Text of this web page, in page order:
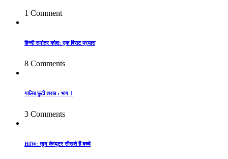
1 Comment
हिन्दी समांतर कोश: एक विराट प्रयास
8 Comments
गालिब छुटी शराब : भाग 1
3 Comments
HIW: खुद कंप्यूटर सीखते हैं बच्चे